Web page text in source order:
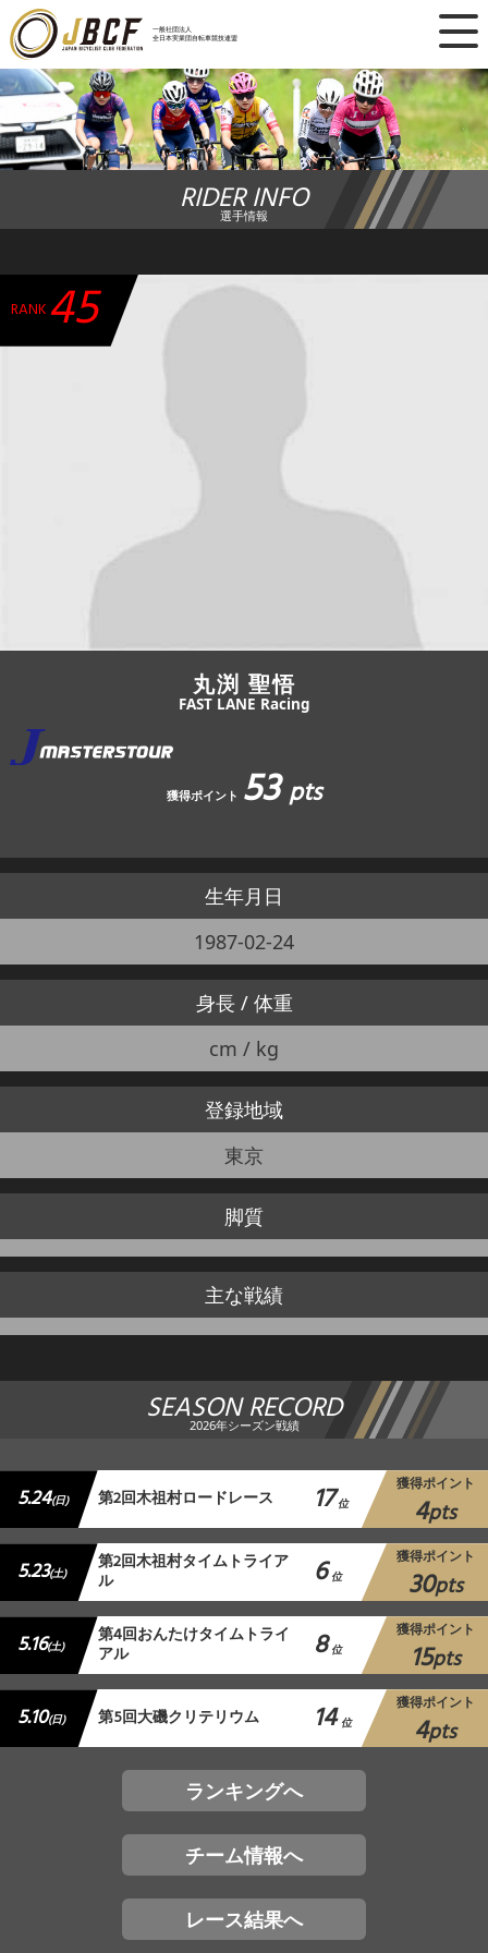
一般社団法人
全日本実業団自転車競技連盟
×
ニュース
レース日程
ランキング
チーム・選手
加盟・登録
エントリー
JBCF ROAD SERIESとは
RIDER INFO
選手情報
RANK45
丸渕 聖悟
FAST LANE Racing
獲得ポイント 53pts
生年月日
1987-02-24
身長 / 体重
cm / kg
登録地域
東京
脚質
主な戦績
SEASON RECORD
2026年シーズン戦績
5.24(日) 第2回木祖村ロードレース 17 位
獲得ポイント
4pts
5.23(土) 第2回木祖村タイムトライア
ル 6 位
獲得ポイント
30pts
5.16(土) 第4回おんたけタイムトライ
アル 8 位
獲得ポイント
15pts
5.10(日) 第5回大磯クリテリウム 14 位
獲得ポイント
4pts
ランキングへ
チーム情報へ
レース結果へ